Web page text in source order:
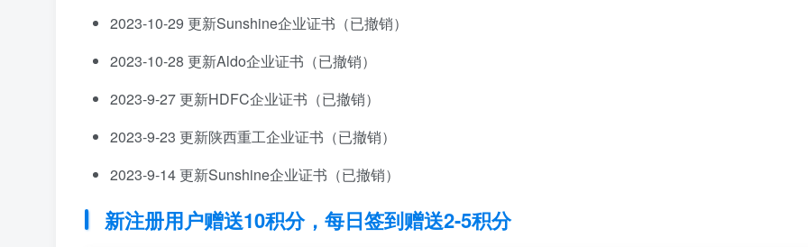
2023-10-29 更新Sunshine企业证书（已撤销）
2023-10-28 更新Aldo企业证书（已撤销）
2023-9-27 更新HDFC企业证书（已撤销）
2023-9-23 更新陕西重工企业证书（已撤销）
2023-9-14 更新Sunshine企业证书（已撤销）
新注册用户赠送10积分，每日签到赠送2-5积分